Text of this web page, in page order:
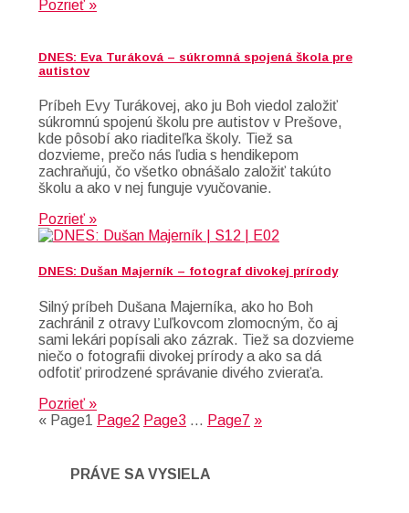
Pozrieť »
DNES: Eva Turáková – súkromná spojená škola pre
autistov
Príbeh Evy Turákovej, ako ju Boh viedol založiť
súkromnú spojenú školu pre autistov v Prešove,
kde pôsobí ako riaditeľka školy. Tiež sa
dozvieme, prečo nás ľudia s hendikepom
zachraňujú, čo všetko obnášalo založiť takúto
školu a ako v nej funguje vyučovanie.
Pozrieť »
DNES: Dušan Majerník – fotograf divokej prírody
Silný príbeh Dušana Majerníka, ako ho Boh
zachránil z otravy Ľuľkovcom zlomocným, čo aj
sami lekári popísali ako zázrak. Tiež sa dozvieme
niečo o fotografii divokej prírody a ako sa dá
odfotiť prirodzené správanie divého zvieraťa.
Pozrieť »
« Page1 Page2 Page3 … Page7 »
PRÁVE SA VYSIELA